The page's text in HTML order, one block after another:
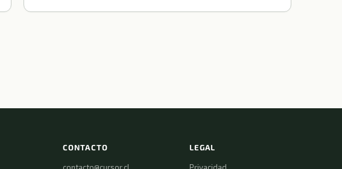
CONTACTO
contacto@cursor.cl
LEGAL
Privacidad